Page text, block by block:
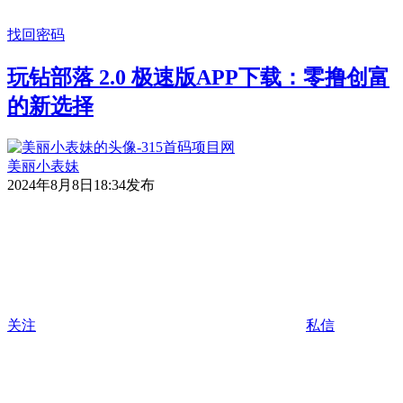
找回密码
玩钻部落 2.0 极速版APP下载：零撸创富
的新选择
美丽小表妹
2024年8月8日18:34发布
关注 私信